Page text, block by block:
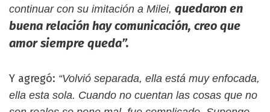
continuar con su imitación a Milei, quedaron en
buena relación hay comunicación, creo que
amor siempre queda”.
Y agregó: “Volvió separada, ella está muy enfocada,
ella esta sola. Cuando no cuentan las cosas que no